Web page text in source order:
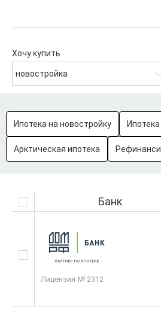
Хочу купить
новостройка
Ипотека на новостройку
Арктическая ипотека
Банк
Лицензия № 2312